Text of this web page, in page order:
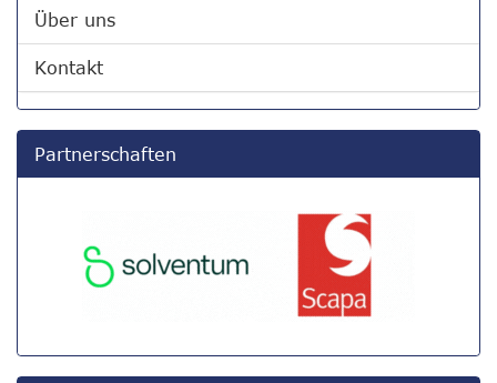
Über uns
Kontakt
Partnerschaften